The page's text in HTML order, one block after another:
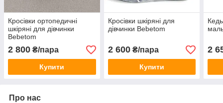
Кросівки ортопедичні
шкіряні для дівчинки
Bebetom
2 800 ₴/пара
Купити
Кросівки шкіряні для
дівчинки Bebetom
2 600₴/пара
Купити
2
Про нас